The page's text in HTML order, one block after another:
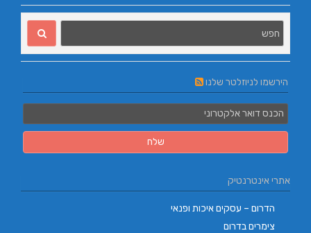
הירשמו לניוזלטר שלנו
אתרי אינטרנטיק
הדרום – עסקים איכות ופנאי
צימרים בדרום